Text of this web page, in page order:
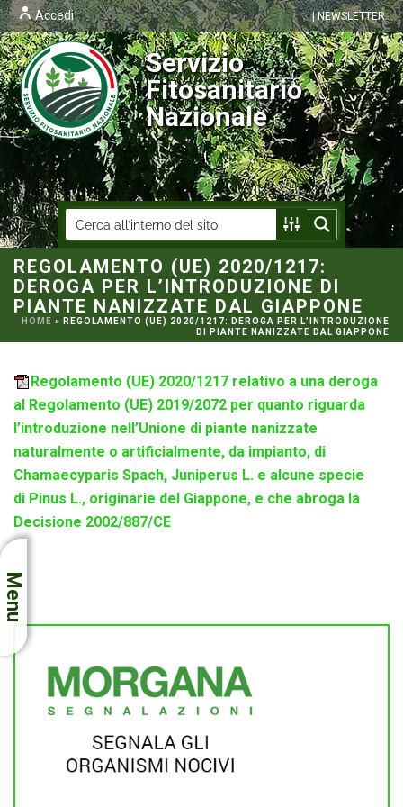
| NEWSLETTER
Accedi
Servizio
Fitosanitario
Nazionale
REGOLAMENTO (UE) 2020/1217:
DEROGA PER L’INTRODUZIONE DI
PIANTE NANIZZATE DAL GIAPPONE
HOME » REGOLAMENTO (UE) 2020/1217: DEROGA PER L’INTRODUZIONE
DI PIANTE NANIZZATE DAL GIAPPONE
Menu
Regolamento (UE) 2020/1217 relativo a una deroga
al Regolamento (UE) 2019/2072 per quanto riguarda
l’introduzione nell’Unione di piante nanizzate
naturalmente o artificialmente, da impianto, di
Chamaecyparis Spach, Juniperus L. e alcune specie
di Pinus L., originarie del Giappone, e che abroga la
Decisione 2002/887/CE